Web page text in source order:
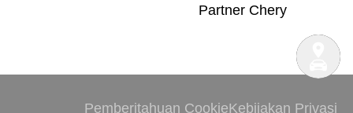
Partner Chery
Pemberitahuan CookieKebijakan Privasi